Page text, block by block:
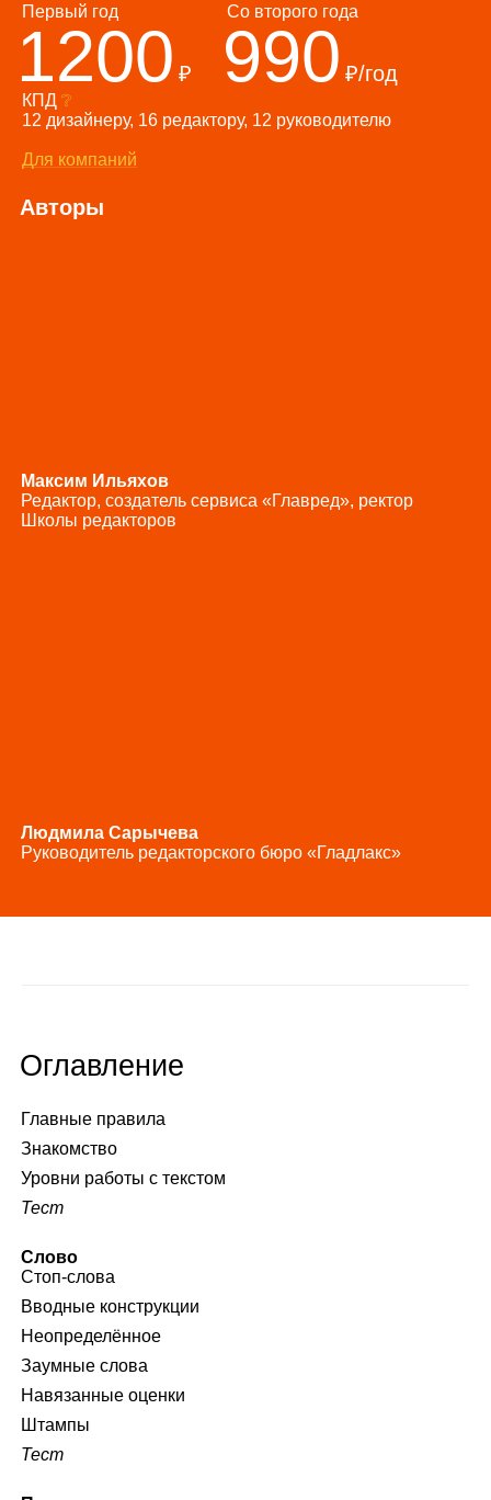
Авторы
Максим Ильяхов
Редактор, создатель сервиса «Главред», ректор
Школы редакторов
Людмила Сарычева
Руководитель редакторского бюро «Гладлакс»
Первый год
1200 ₽
Со второго года
990 ₽/год
КПД ❔
12 дизайнеру, 16 редактору, 12 руководителю
Для компаний
Оглавление
Главные правила
Знакомство
Уровни работы с текстом
Тест
Слово
Стоп‑слова
Вводные конструкции
Неопределённое
Заумные слова
Навязанные оценки
Штампы
Тест